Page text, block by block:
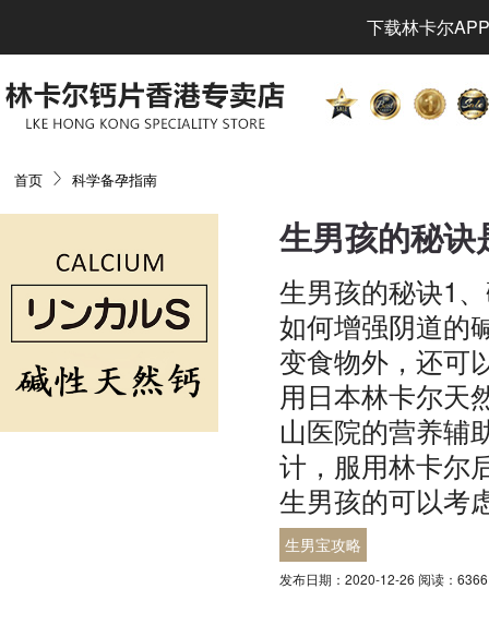
下载林卡尔
首页 科学备孕指南
生男孩的秘诀
生男孩的秘诀1
如何增强阴道的
变食物外，还可
用日本林卡尔天
山医院的营养辅
计，服用林卡尔
生男孩的可以考
生男宝攻略
发布日期：2020-12-26 阅读：